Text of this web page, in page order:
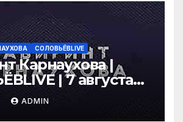
СОЛОВЬЁВLIVE
Карнаухова |
| 7 августа
ADMIN